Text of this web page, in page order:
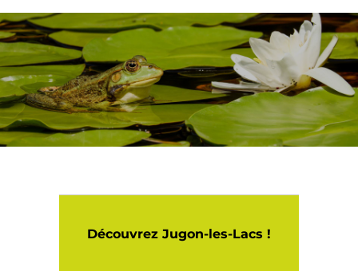
Découvrez Jugon-les-Lacs !